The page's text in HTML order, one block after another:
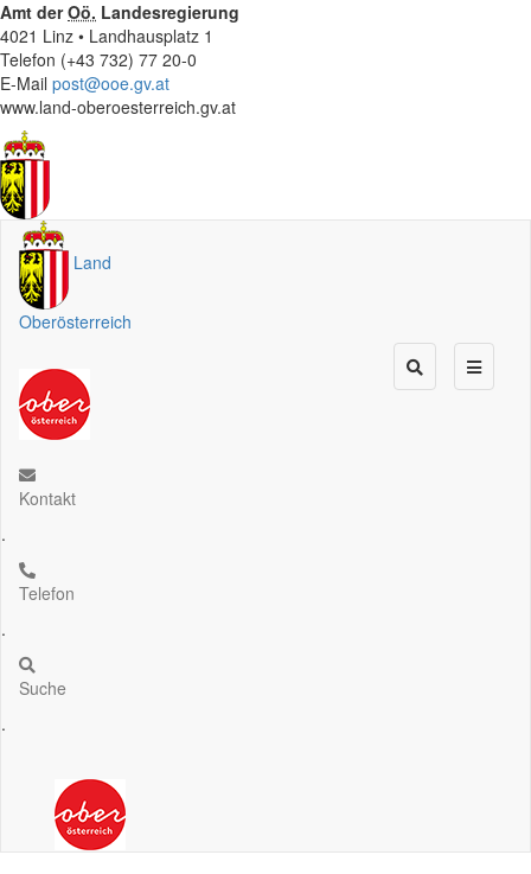
Amt derOö. Landesregierung
4021 Linz • Landhausplatz 1
Telefon (+43 732) 77 20-0
E-Mail post@ooe.gv.at
www.land-oberoesterreich.gv.at
Land
Oberösterreich
Kontakt
.
Telefon
.
Suche
.